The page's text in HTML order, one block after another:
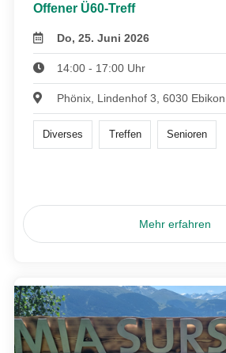
Offener Ü60-Treff
Do, 25. Juni 2026
14:00 - 17:00 Uhr
Phönix, Lindenhof 3, 6030 Ebikon
Diverses Treffen Senioren
Mehr erfahren